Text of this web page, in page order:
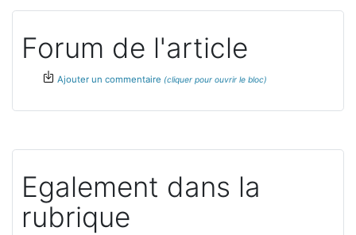
Forum de l'article
Ajouter un commentaire
Egalement dans la
rubrique